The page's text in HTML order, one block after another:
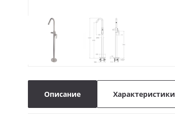
Описание Характеристики